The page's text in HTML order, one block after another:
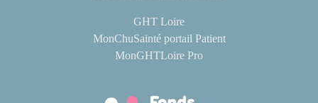
GHT Loire
MonChuSainté portail Patient
MonGHTLoire Pro